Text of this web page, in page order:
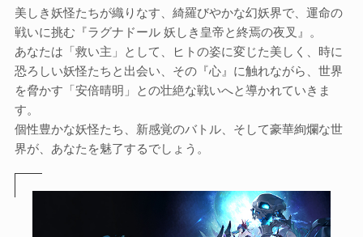
美しき妖怪たちが織りなす、綺羅びやかな幻妖界で、運命の
戦いに挑む『ラグナドール 妖しき皇帝と終焉の夜叉』。
あなたは「救い主」として、ヒトの姿に変じた美しく、時に
恐ろしい妖怪たちと出会い、その『心』に触れながら、世界
を脅かす「安倍晴明」との壮絶な戦いへと導かれていきま
す。
個性豊かな妖怪たち、新感覚のバトル、そして豪華絢爛な世
界が、あなたを魅了するでしょう。